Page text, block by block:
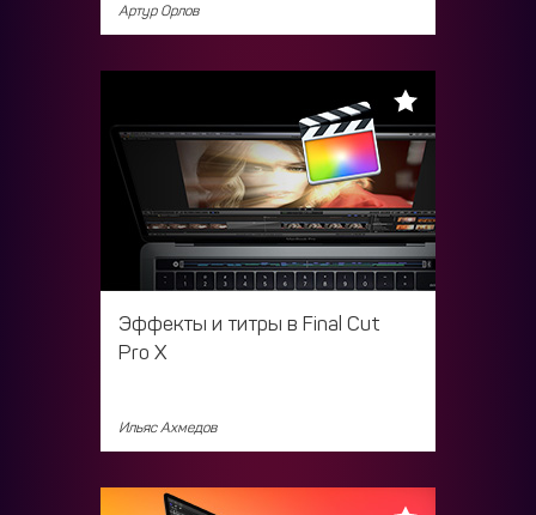
Артур Орлов
Эффекты и титры в Final Cut
Pro X
Ильяс Ахмедов